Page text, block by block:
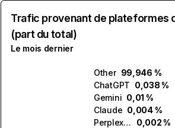
Trafic provenant de plateformes
(part du total)
Le mois dernier
Other 99,946 %
ChatGPT 0,038 %
Gemini 0,01 %
Claude 0,004 %
Perplexity
0,002 %